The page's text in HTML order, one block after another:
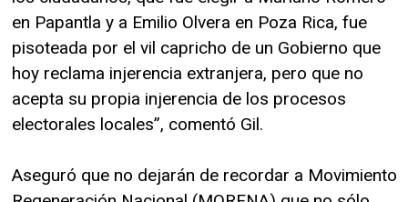
en Papantla y a Emilio Olvera en Poza Rica, fue
pisoteada por el vil capricho de un Gobierno que
hoy reclama injerencia extranjera, pero que no
acepta su propia injerencia de los procesos
electorales locales”, comentó Gil.
Aseguró que no dejarán de recordar a Movimiento